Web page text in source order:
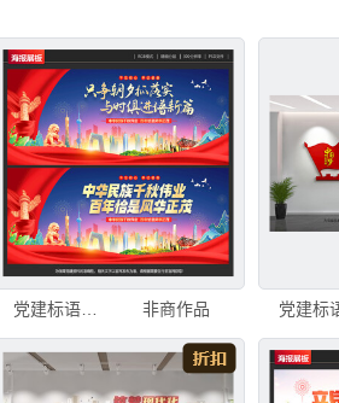
党建标语展板 非商作品 党建标